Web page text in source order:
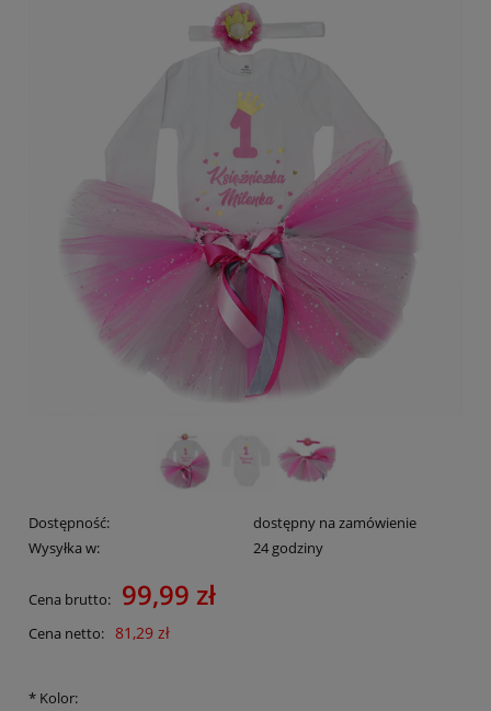
Dostępność:
dostępny na zamówienie
Wysyłka w:
24 godziny
Cena brutto: 99,99 zł
Cena netto: 81,29 zł
* Kolor: